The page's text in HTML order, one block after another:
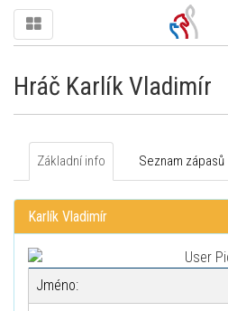
Hráč Karlík Vladimír
Základní info Seznam zápasů
Karlík Vladimír
Jméno: